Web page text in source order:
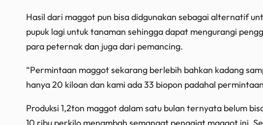
Hasil dari maggot pun bisa didgunakan sebagai alternatif
pupuk lagi untuk tanaman sehingga dapat mengurangi
para peternak dan juga dari pemancing.
“Permintaan maggot sekarang berlebih bahkan kadang
hanya 20 kiloan dan kami ada 33 biopon padahal
Produksi 1,2ton maggot dalam satu bulan ternyata belum